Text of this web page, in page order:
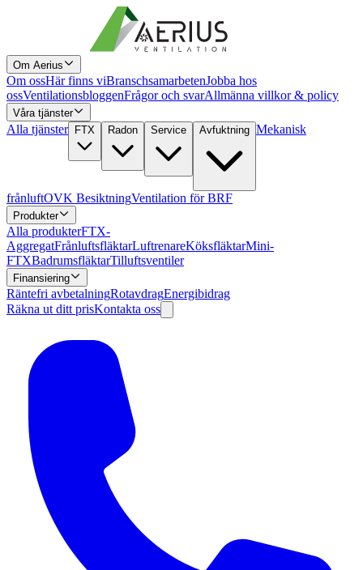
Om Aerius
Om ossHär finns viBranschsamarbetenJobba hos
ossVentilationsbloggenFrågor och svarAllmänna villkor & policy
Våra tjänster
Alla tjänster FTX Radon Service Avfuktning Mekanisk
frånluftOVK BesiktningVentilation för BRF
Produkter
Alla produkterFTX-
AggregatFrånluftsfläktarLuftrenareKöksfläktarMini-
FTXBadrumsfläktarTilluftsventiler
Finansiering
Räntefri avbetalningRotavdragEnergibidrag
Räkna ut ditt prisKontakta oss